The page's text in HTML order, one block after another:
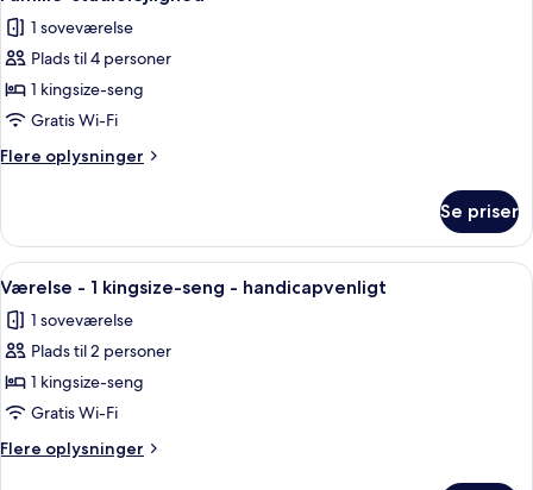
alle
billeder
af
Familie-
studiolejlighed
1 soveværelse
Plads til 4 personer
1 kingsize-seng
Gratis Wi-Fi
Flere oplysninger
Flere
studiolejlighed
Se priser
Indlæs
alle
billeder
af
Værelse
-
1
kingsize-
Et hotelværelse med en seng,
5
Værelse - 1 kingsize-seng - handicapvenligt
1 soveværelse
Plads til 2 personer
1 kingsize-seng
Gratis Wi-Fi
Flere oplysninger
Flere